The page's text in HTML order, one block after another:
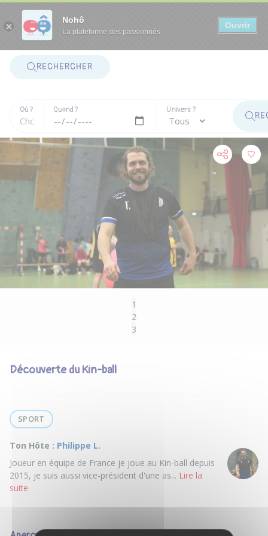
Nohô
La plateforme des passionnés
Ouvrir
RECHERCHER
Où ? Quand ? Univers ?
1
2
3
Découverte du Kin-ball
SPORT
Ton Hôte : Philippe L.
Joueur en équipe de France je joue au Kin-ball depuis
2015, je suis aussi vice-président d'une as... Lire la
suite
Panneau de gestion des cookies